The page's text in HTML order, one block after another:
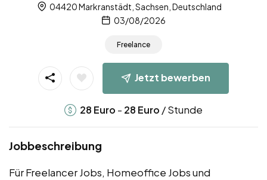
04420 Markranstädt, Sachsen, Deutschland
03/08/2026
Freelance
Jetzt bewerben
28 Euro - 28 Euro / Stunde
Jobbeschreibung
Für Freelancer Jobs, Homeoffice Jobs und